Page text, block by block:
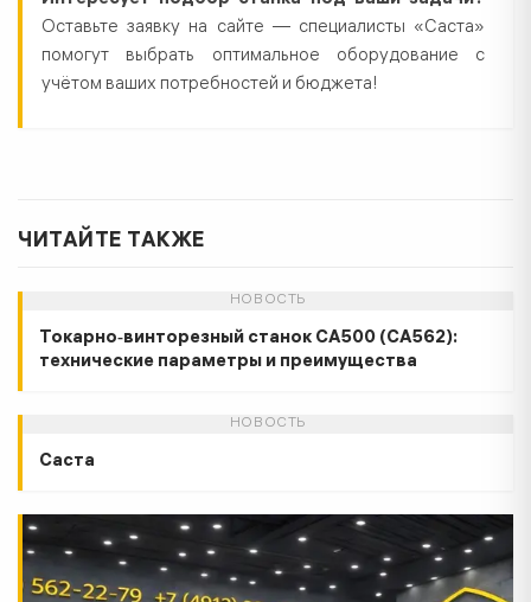
Оставьте заявку на сайте — специалисты «Саста»
помогут выбрать оптимальное оборудование с
учётом ваших потребностей и бюджета!
ЧИТАЙТЕ ТАКЖЕ
НОВОСТЬ
Токарно‑винторезный станок СА500 (СА562):
технические параметры и преимущества
НОВОСТЬ
Cаста